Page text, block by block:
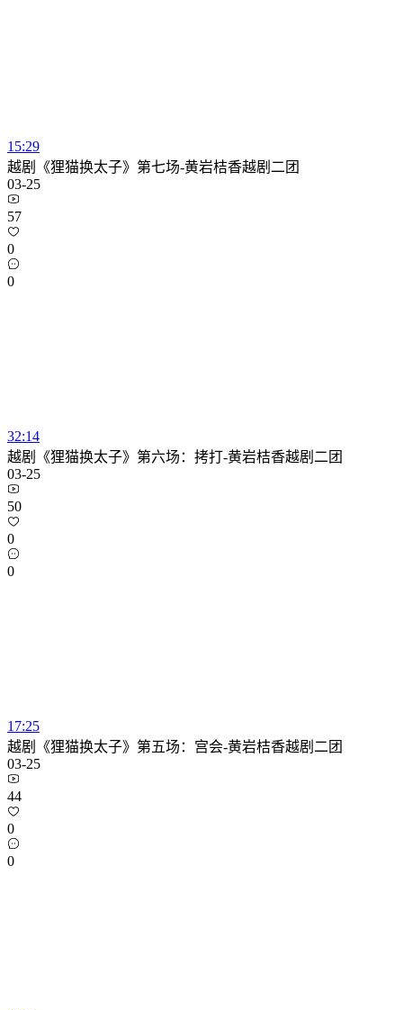
15:29
越剧《狸猫换太子》第七场-黄岩桔香越剧二团
03-25
57
0
0
32:14
越剧《狸猫换太子》第六场：拷打-黄岩桔香越剧二团
03-25
50
0
0
17:25
越剧《狸猫换太子》第五场：宫会-黄岩桔香越剧二团
03-25
44
0
0